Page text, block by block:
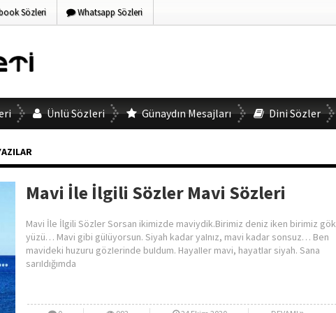
Sözleri Whatsapp Sözleri
Ünlü Sözleri Günaydın Mesajları Dini Sözler
Mavi İle İlgili Sözler Mavi Sözleri
Mavi İle İlgili Sözler Sorsan ikimizde maviydik.Birimiz deniz iken birimiz gök
yüzü… Mavi gibi güIüyorsun. Siyah kadar yaInız, mavi kadar sonsuz… Ben
mavideki huzuru gözIerinde buIdum. HayaIIer mavi, hayatIar siyah. Sana
sarıIdığımda